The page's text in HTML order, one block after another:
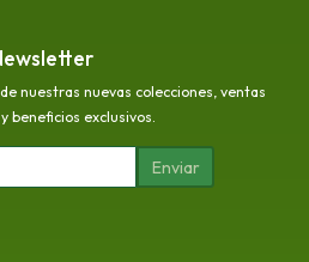
nuestras nuevas colecciones, ventas
beneficios exclusivos.
Enviar